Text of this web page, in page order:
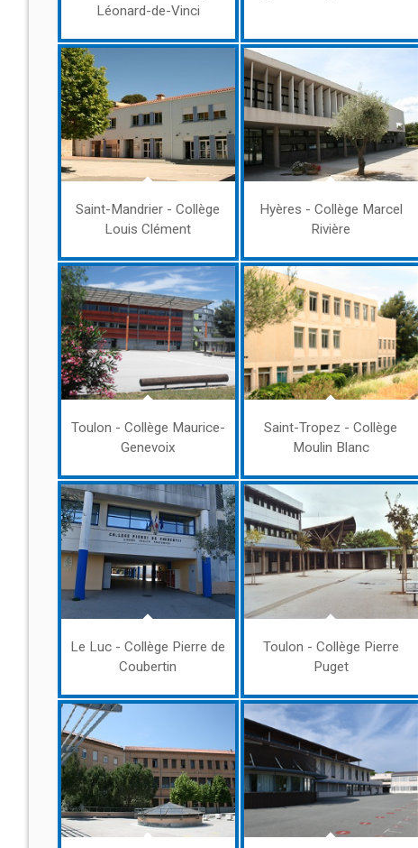
Léonard-de-Vinci
Saint-Mandrier - Collège
Louis Clément
Hyères - Collège Marcel
Rivière
Toulon - Collège Maurice-
Genevoix
Saint-Tropez - Collège
Moulin Blanc
Le Luc - Collège Pierre de
Coubertin
Toulon - Collège Pierre
Puget